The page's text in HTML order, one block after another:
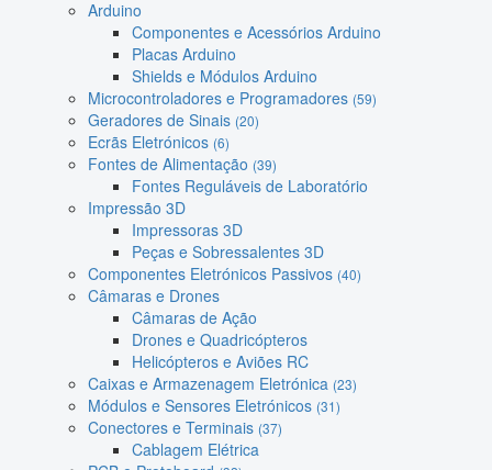
Arduino
Componentes e Acessórios Arduino
Placas Arduino
Shields e Módulos Arduino
Microcontroladores e Programadores (59)
Geradores de Sinais (20)
Ecrãs Eletrónicos (6)
Fontes de Alimentação (39)
Fontes Reguláveis de Laboratório
Impressão 3D
Impressoras 3D
Peças e Sobressalentes 3D
Componentes Eletrónicos Passivos (40)
Câmaras e Drones
Câmaras de Ação
Drones e Quadricópteros
Helicópteros e Aviões RC
Caixas e Armazenagem Eletrónica (23)
Módulos e Sensores Eletrónicos (31)
Conectores e Terminais (37)
Cablagem Elétrica